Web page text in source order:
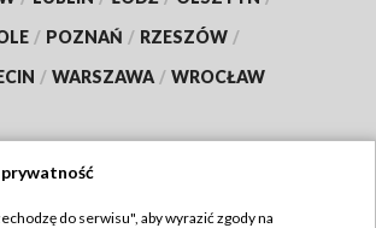
/ POZNAŃ / RZESZÓW /
/ WARSZAWA / WROCŁAW
do serwisu", aby wyrazić zgody na